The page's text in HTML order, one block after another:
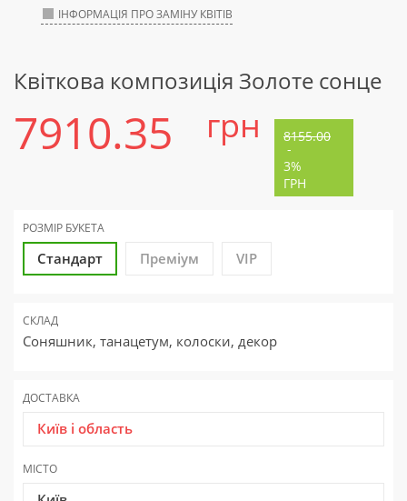
ІНФОРМАЦІЯ ПРО ЗАМІНУ КВІТІВ
Квіткова композиція Золоте сонце
7910.35 грн 8155.00
-
3%
ГРН
РОЗМІР БУКЕТА
Стандарт Преміум VIP
СКЛАД
Соняшник, танацетум, колоски, декор
ДОСТАВКА
Київ і область
МІСТО